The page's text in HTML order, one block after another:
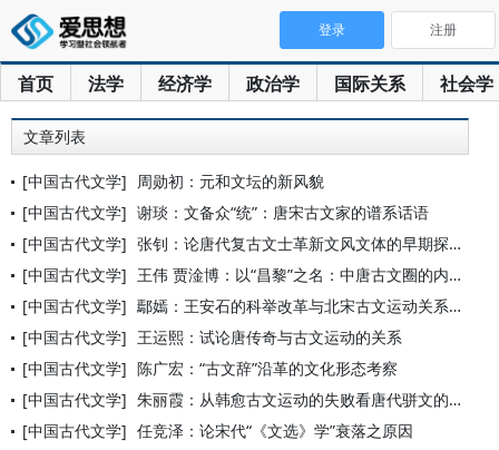
首页 法学 经济学 政治学 国际关系 社会学
登录 注册
文章列表
[中国古代文学] 周勋初：元和文坛的新风貌
[中国古代文学] 谢琰：文备众“统”：唐宋古文家的谱系话语
[中国古代文学] 张钊：论唐代复古文士革新文风文体的早期探索
[中国古代文学] 王伟 贾淦博：以“昌黎”之名：中唐古文圈的内外与渗透
[中国古代文学] 鄢嫣：王安石的科举改革与北宋古文运动关系疏证
[中国古代文学] 王运熙：试论唐传奇与古文运动的关系
[中国古代文学] 陈广宏：“古文辞”沿革的文化形态考察
[中国古代文学] 朱丽霞：从韩愈古文运动的失败看唐代骈文的文体地位
[中国古代文学] 任竞泽：论宋代“《文选》学”衰落之原因